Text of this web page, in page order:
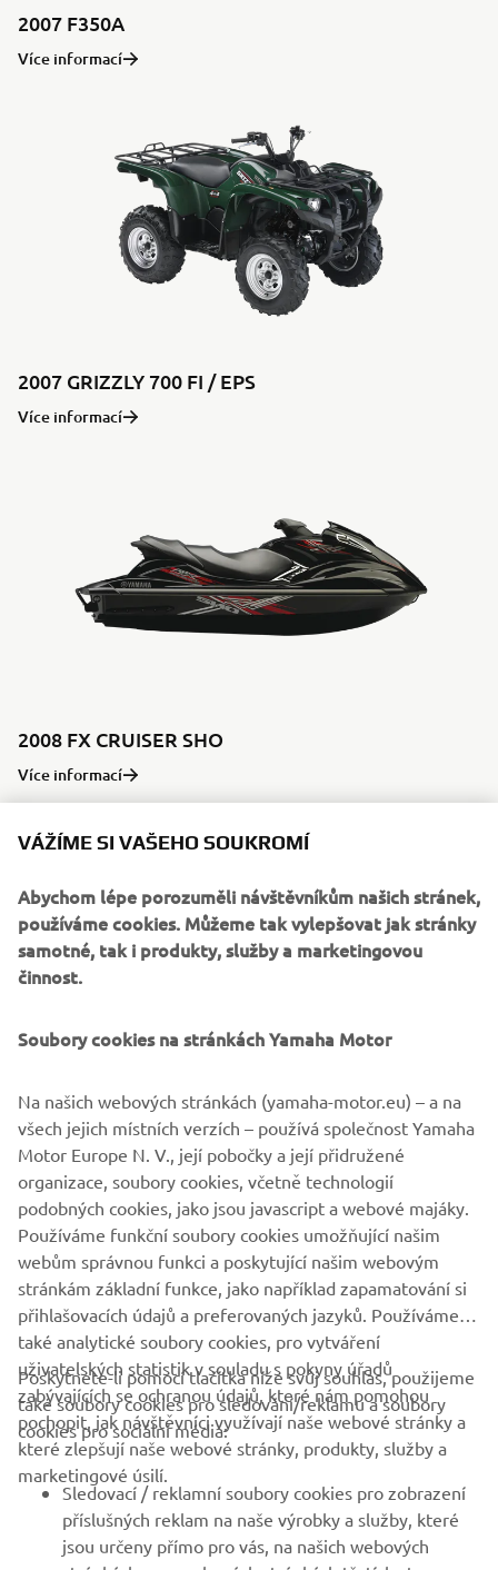
2007 F350A
Více informací
2007 GRIZZLY 700 FI / EPS
Více informací
2008 FX CRUISER SHO
Více informací
10. LÉTA 21. STOLETÍ
Informace ani obrázky z těchto webových stránek nesmí
výslovného písemného souhlasu společnosti Yamaha
Motor Europe N.V. nebo společnosti Yamaha Motor Co.,
Ltd.
Vždy jezděte bezpečně a dodržujte všechna místní
pravidla silničního provozu.
FIREMNÍ
B2B
VÍCE YAMAHA
VÁŽÍME SI VAŠEHO SOUKROMÍ
Abychom lépe porozuměli návštěvníkům našich stránek,
používáme cookies. Můžeme tak vylepšovat jak stránky
samotné, tak i produkty, služby a marketingovou
činnost.
Soubory cookies na stránkách Yamaha Motor
Na našich webových stránkách (yamaha-motor.eu) – a na
všech jejich místních verzích – používá společnost Yamaha
Motor Europe N. V., její pobočky a její přidružené
organizace, soubory cookies, včetně technologií
podobných cookies, jako jsou javascript a webové majáky.
Používáme funkční soubory cookies umožňující našim
webům správnou funkci a poskytující našim webovým
stránkám základní funkce, jako například zapamatování si
přihlašovacích údajů a preferovaných jazyků. Používáme
také analytické soubory cookies, pro vytváření
uživatelských statistik v souladu s pokyny úřadů
zabývajících se ochranou údajů, které nám pomohou
pochopit, jak návštěvníci využívají naše webové stránky a
které zlepšují naše webové stránky, produkty, služby a
marketingové úsilí.
Poskytnete-li pomocí tlačítka níže svůj souhlas, použijeme
také soubory cookies pro sledování/reklamu a soubory
cookies pro sociální média:
Sledovací / reklamní soubory cookies pro zobrazení
příslušných reklam na naše výrobky a služby, které
jsou určeny přímo pro vás, na našich webových